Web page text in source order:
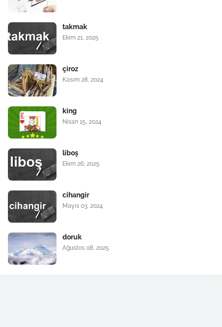
takmak
Ekim 21, 2025
çiroz
Kasım 28, 2024
king
Nisan 15, 2024
liboş
Ekim 26, 2025
cihangir
Mayıs 03, 2024
doruk
Ağustos 08, 2025